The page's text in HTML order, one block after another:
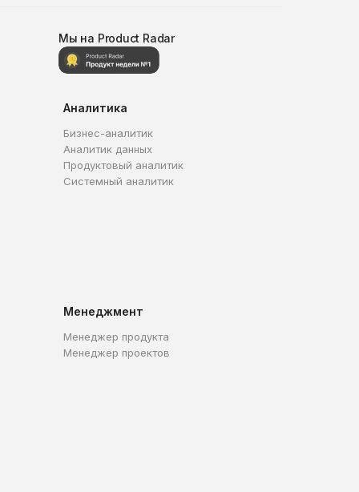
Мы на Product Radar
Аналитика
Бизнес-аналитик
Аналитик данных
Продуктовый аналитик
Системный аналитик
Менеджмент
Менеджер продукта
Менеджер проектов